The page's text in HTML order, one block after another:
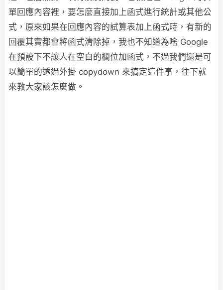
單回應內容裡，要怎麼直接加上函式進行統計或其他公
式，原來如果在回應內容的試算表加上函式時，有新的
回覆其實都會將函式清除掉，我也不知道為啥 Google
在預設下不讓人在空白的欄位加函式，不過我們還是可
以簡單的透過外掛 copydown 來搞定這件事，往下就
來教大家該怎麼做。